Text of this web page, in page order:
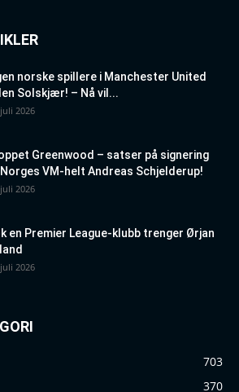
norske spillere i Manchester United
Solskjær! – Nå vil...
2026
Greenwood – satser på signering
VM-helt Andreas Schjelderup!
2026
en Premier League-klubb trenger Ørjan
2026
703
370